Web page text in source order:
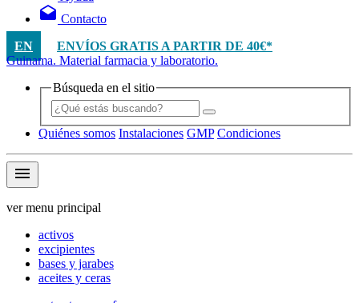
drafts Contacto
EN
ENVÍOS GRATIS A PARTIR DE 40€*
Guinama. Material farmacia y laboratorio.
Búsqueda en el sitio
Quiénes somos Instalaciones GMP Condiciones
menu
ver menu principal
activos
excipientes
bases y jarabes
aceites y ceras